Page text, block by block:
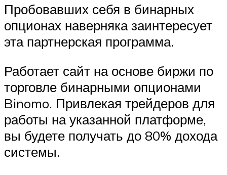
Пробовавших себя в бинарных
опционах наверняка заинтересует
эта партнерская программа.
Работает сайт на основе биржи по
торговле бинарными опционами
Binomo. Привлекая трейдеров для
работы на указанной платформе,
вы будете получать до 80% дохода
системы.